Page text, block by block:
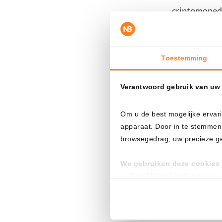
Toestemming
Verantwoord gebruik van
Om u de best mogelijke
apparaat. Door in te
browsegedrag, uw precieze
We gebruiken deze cookies
posiciones
La
temen que